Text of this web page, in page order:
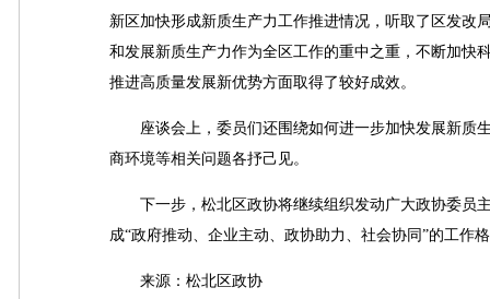
新区加快形成新质生产力工作推进情况，听取了区发改
和发展新质生产力作为全区工作的重中之重，不断加快
推进高质量发展新优势方面取得了较好成效。
座谈会上，委员们还围绕如何进一步加快发展新质
商环境等相关问题各抒己见。
下一步，松北区政协将继续组织发动广大政协委员主
成“政府推动、企业主动、政协助力、社会协同”的工作
来源：松北区政协